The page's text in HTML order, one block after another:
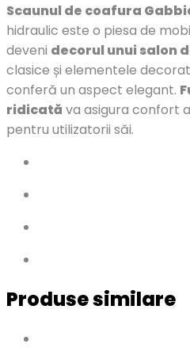
Scaunul de coafura
hidraulic este o piesa de
deveni decorul unui salon
clasice și elementele
conferă un aspect elegant.
ridicată va asigura confort
pentru utilizatorii săi.
Produse similare